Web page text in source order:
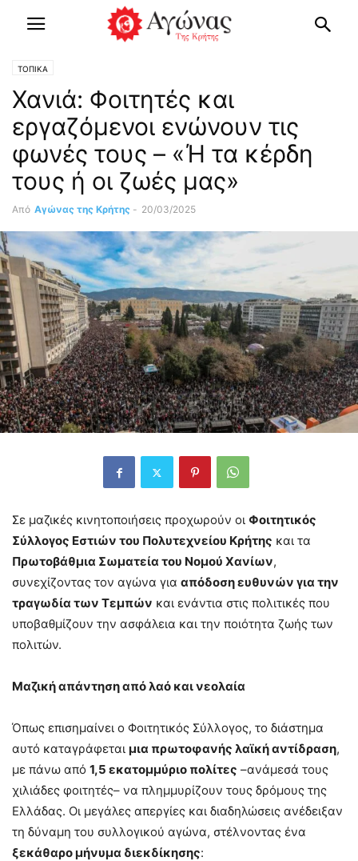
ΤΟΠΙΚΑ
Χανιά: Φοιτητές και
εργαζόμενοι ενώνουν τις
φωνές τους – «Ή τα κέρδη
τους ή οι ζωές μας»
Από Αγώνας της Κρήτης - 20/03/2025
Σε μαζικές κινητοποιήσεις προχωρούν οι Φοιτητικός
Σύλλογος Εστιών του Πολυτεχνείου Κρήτης και τα
Πρωτοβάθμια Σωματεία του Νομού Χανίων,
συνεχίζοντας τον αγώνα για απόδοση ευθυνών για την
τραγωδία των Τεμπών και ενάντια στις πολιτικές που
υποβαθμίζουν την ασφάλεια και την ποιότητα ζωής των
πολιτών.
Μαζική απάντηση από λαό και νεολαία
Όπως επισημαίνει ο Φοιτητικός Σύλλογος, το διάστημα
αυτό καταγράφεται μια πρωτοφανής λαϊκή αντίδραση,
με πάνω από 1,5 εκατομμύριο πολίτες –ανάμεσά τους
χιλιάδες φοιτητές– να πλημμυρίζουν τους δρόμους της
Ελλάδας. Οι μεγάλες απεργίες και διαδηλώσεις ανέδειξαν
τη δύναμη του συλλογικού αγώνα, στέλνοντας ένα
ξεκάθαρο μήνυμα διεκδίκησης: